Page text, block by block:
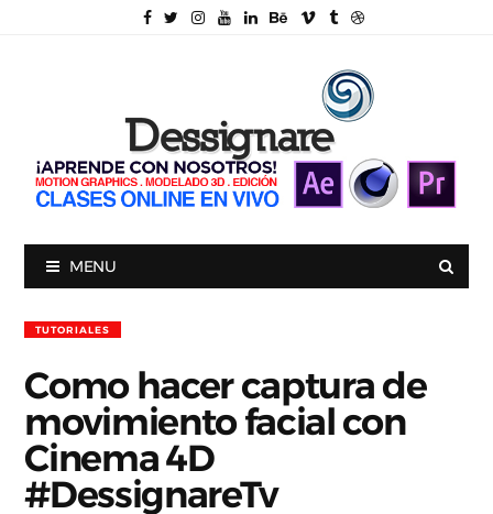
MENU
TUTORIALES
Como hacer captura de
movimiento facial con
Cinema 4D
#DessignareTv